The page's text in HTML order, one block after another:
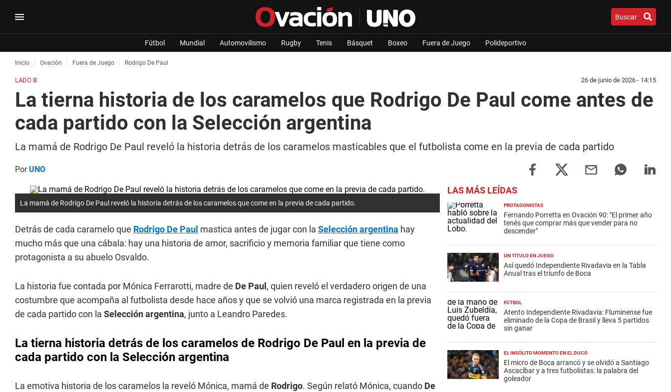
Buscar
Fútbol Mundial Automovilismo Rugby Tenis Básquet Boxeo Fuera de Juego Polideportivo
Inicio Ovación Fuera de Juego Rodrigo De Paul
LADO B 26 de junio de 2026 - 14:15
La tierna historia de los caramelos que Rodrigo De Paul come antes de
cada partido con la Selección argentina
La mamá de Rodrigo De Paul reveló la historia detrás de los caramelos masticables que el futbolista come en la previa de cada partido
PorUNO
La mamá de Rodrigo De Paul reveló la historia detrás de los caramelos que come en la previa de cada partido.
Detrás de cada caramelo que Rodrigo De Paul mastica antes de jugar con la Selección argentina hay
mucho más que una cábala: hay una historia de amor, sacrificio y memoria familiar que tiene como
protagonista a su abuelo Osvaldo.
La historia fue contada por Mónica Ferrarotti, madre de De Paul , quien reveló el verdadero origen de una
costumbre que acompaña al futbolista desde hace años y que se volvió una marca registrada en la previa
de cada partido con la Selección argentina, junto a Leandro Paredes.
La tierna historia detrás de los caramelos de Rodrigo De Paul en la previa de
cada partido con la Selección argentina
La emotiva historia de los caramelos la reveló Mónica, mamá de Rodrigo. Según relató Mónica, cuando De
LAS MÁS LEÍDAS
PROTAGONISTAS
Fernando Porretta en Ovación 90: "El primer año
tenés que comprar más que vender para no
descender"
UN TÍTULO EN JUEGO
Así quedó Independiente Rivadavia en la Tabla
Anual tras el triunfo de Boca
FÚTBOL
Atento Independiente Rivadavia: Fluminense fue
eliminado de la Copa de Brasil y lleva 5 partidos
sin ganar
EL INSÓLITO MOMENTO EN EL DUCÓ
El micro de Boca arrancó y se olvidó a Santiago
Ascacíbar y a tres futbolistas: la palabra del
goleador